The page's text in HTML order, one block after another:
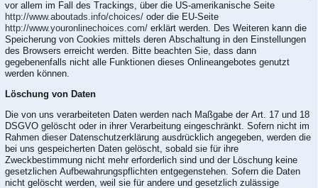
vor allem im Fall des Trackings, über die US-amerikanische Seite
http://www.aboutads.info/choices/ oder die EU-Seite
http://www.youronlinechoices.com/ erklärt werden. Des Weiteren kann die
Speicherung von Cookies mittels deren Abschaltung in den Einstellungen
des Browsers erreicht werden. Bitte beachten Sie, dass dann
gegebenenfalls nicht alle Funktionen dieses Onlineangebotes genutzt
werden können.
Löschung von Daten
Die von uns verarbeiteten Daten werden nach Maßgabe der Art. 17 und 18
DSGVO gelöscht oder in ihrer Verarbeitung eingeschränkt. Sofern nicht im
Rahmen dieser Datenschutzerklärung ausdrücklich angegeben, werden die
bei uns gespeicherten Daten gelöscht, sobald sie für ihre
Zweckbestimmung nicht mehr erforderlich sind und der Löschung keine
gesetzlichen Aufbewahrungspflichten entgegenstehen. Sofern die Daten
nicht gelöscht werden, weil sie für andere und gesetzlich zulässige